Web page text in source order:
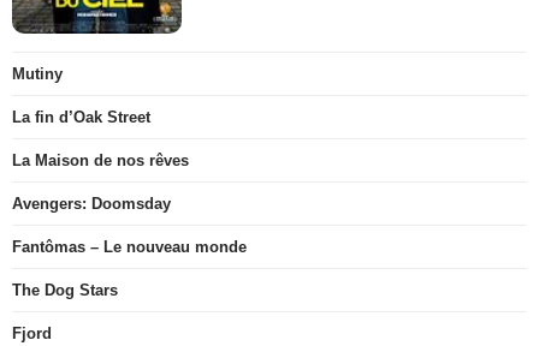
Mutiny
La fin d’Oak Street
La Maison de nos rêves
Avengers: Doomsday
Fantômas – Le nouveau monde
The Dog Stars
Fjord